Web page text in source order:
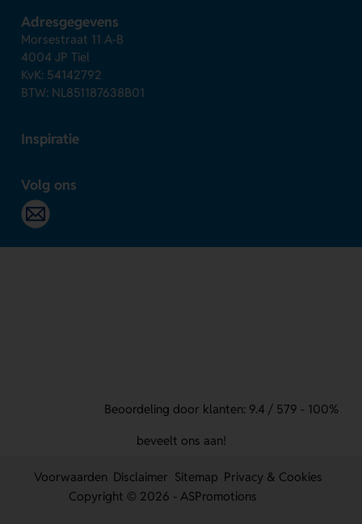
Adresgegevens
Morsestraat 11 A-B
4004 JP Tiel
KvK: 54142792
BTW: NL851187638B01
Inspiratie
Volg ons
Copyright © 2026 - ASPromotions